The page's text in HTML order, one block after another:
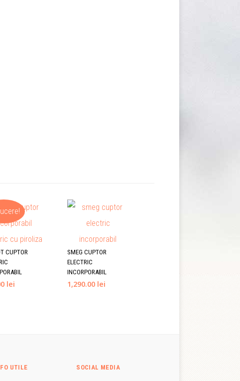
CUPTOR
lei
SMEG CUPTOR
ELECTRIC
INCORPORABIL
1,290.00 lei
UTILE SOCIAL MEDIA